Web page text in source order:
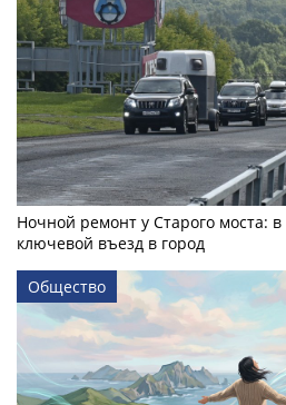
Ночной ремонт у Старого моста:
ключевой въезд в город
Общество